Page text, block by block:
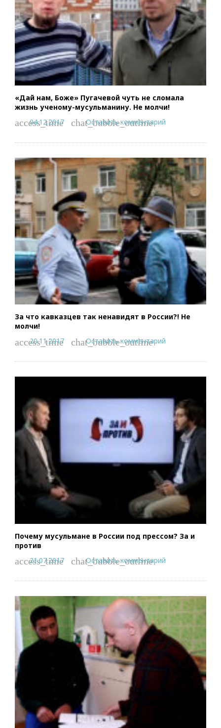
«Дай нам, Боже» Пугачевой чуть не сломала
жизнь ученому-мусульманину. Не молчи!
access_time
04.12.2017 chat_bubble_outline
Оставить комментарий
За что кавказцев так ненавидят в России?! Не
молчи!
access_time
20.11.2017 chat_bubble_outline
Оставить комментарий
Почему мусульмане в России под прессом? За и
против
access_time
21.07.2017 chat_bubble_outline
Оставить комментарий